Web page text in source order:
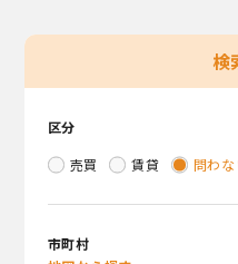
検
区分
売買
賃貸 問わ
市町村